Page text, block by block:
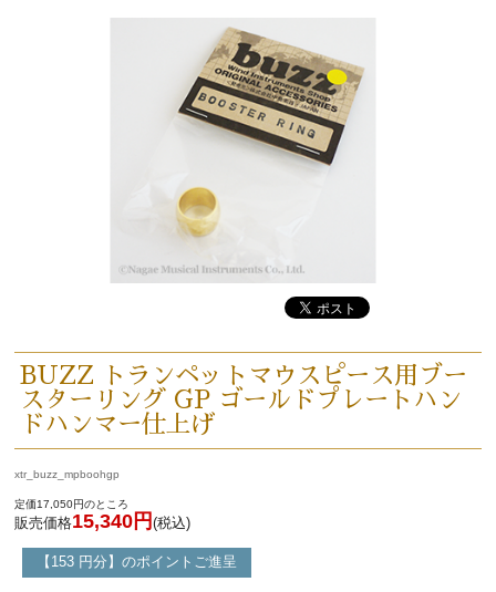
BUZZ トランペットマウスピース用ブー
スターリング GP ゴールドプレートハン
ドハンマー仕上げ
xtr_buzz_mpboohgp
定価17,050円のところ
販売価格15,340円 (税込)
【153 円分】のポイントご進呈